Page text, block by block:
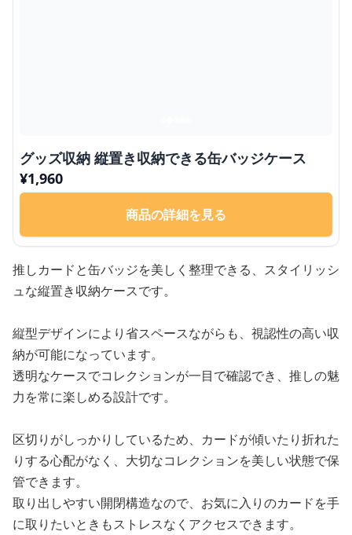
グッズ収納 縦置き収納できる缶バッジケース
¥1,960
商品の詳細を見る
推しカードと缶バッジを美しく整理できる、スタイリッシ
ュな縦置き収納ケースです。
縦型デザインにより省スペースながらも、視認性の高い収
納が可能になっています。
透明なケースでコレクションが一目で確認でき、推しの魅
力を常に楽しめる設計です。
区切りがしっかりしているため、カードが傾いたり折れた
りする心配がなく、大切なコレクションを美しい状態で保
管できます。
取り出しやすい開閉構造なので、お気に入りのカードを手
に取りたいときもストレスなくアクセスできます。